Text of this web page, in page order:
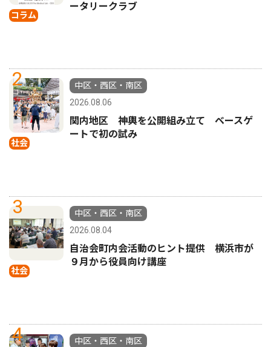
コラム
ータリークラブ
2
社会
中区・西区・南区
2026.08.06
関内地区 神輿を公開組み立て ベースゲ
ートで初の試み
3
社会
中区・西区・南区
2026.08.04
自治会町内会活動のヒント提供 横浜市が
９月から役員向け講座
4
中区・西区・南区